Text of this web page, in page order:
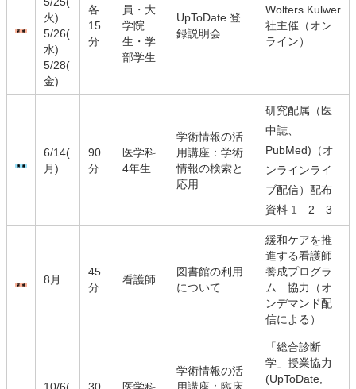
火)
5/26(
水)
5/28(
金)
各
15
分
員・大
学院
生・学
部学生
UpToDate 登
録説明会
Wolters Kulwer
社主催（オン
ライン）
6/14(
月)
90
分
医学科
4年生
学術情報の活
用講座：学術
情報の検索と
応用
研究配属（医
中誌、
PubMed)（オ
ンラインライ
ブ配信）配布
資料 1 2 3
8月
45
分
看護師
図書館の利用
について
緩和ケアを推
進する看護師
養成プログラ
ム 協力（オ
ンデマンド配
信による）
学術情報の活
「総合診断
学」授業協力
(UpToDate,